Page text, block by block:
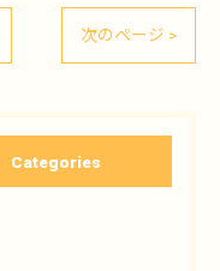
次のページ >
Categories